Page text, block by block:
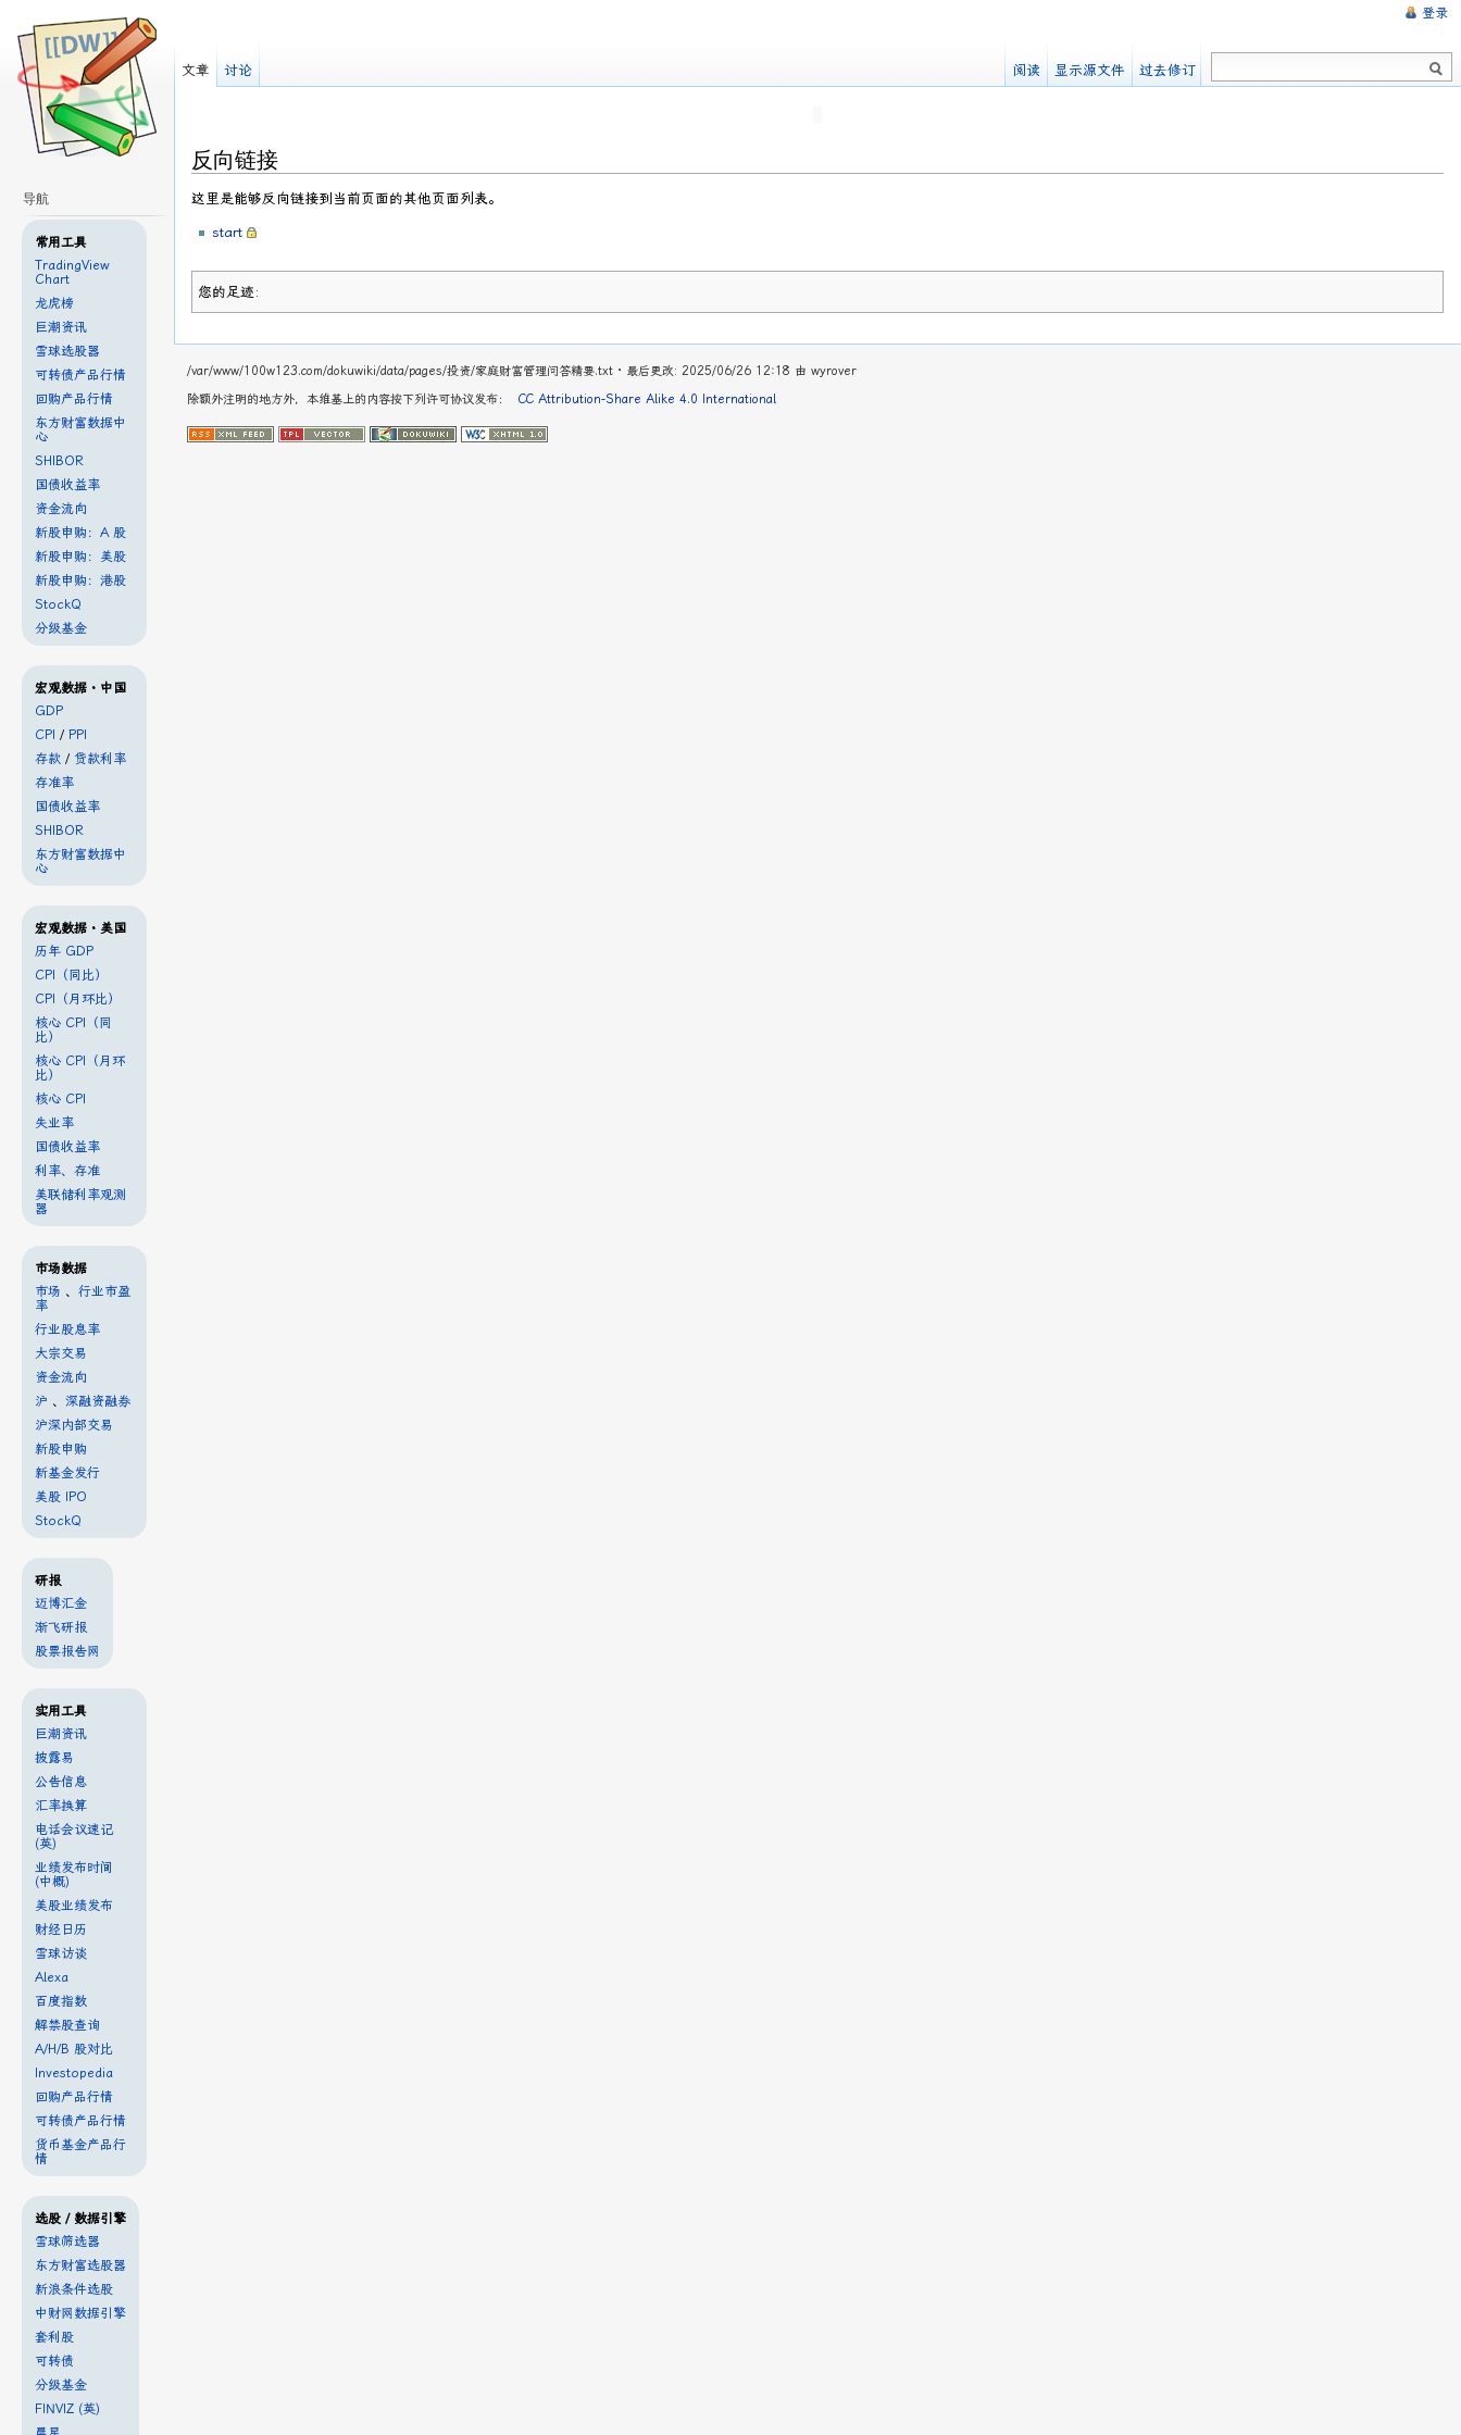
反向链接
这里是能够反向链接到当前页面的其他页面列表。
start
您的足迹:
登录
文章 讨论 阅读 显示源文件 过去修订
导航
常用工具
TradingView
Chart
龙虎榜
巨潮资讯
雪球选股器
可转债产品行情
回购产品行情
东方财富数据中
心
SHIBOR
国债收益率
资金流向
新股申购：A 股
新股申购：美股
新股申购：港股
StockQ
分级基金
宏观数据・中国
GDP
CPI / PPI
存款 / 贷款利率
存准率
国债收益率
SHIBOR
东方财富数据中
心
宏观数据・美国
历年 GDP
CPI（同比）
CPI（月环比）
核心 CPI（同
比）
核心 CPI（月环
比）
核心 CPI
失业率
国债收益率
利率、存准
美联储利率观测
器
市场数据
市场 、 行业市盈
率
行业股息率
大宗交易
资金流向
沪 、 深融资融券
沪深内部交易
新股申购
新基金发行
美股 IPO
StockQ
研报
迈博汇金
渐飞研报
股票报告网
实用工具
巨潮资讯
披露易
公告信息
汇率换算
电话会议速记
(英)
业绩发布时间
(中概)
美股业绩发布
财经日历
雪球访谈
Alexa
百度指数
解禁股查询
A/H/B 股对比
Investopedia
回购产品行情
可转债产品行情
货币基金产品行
情
选股 / 数据引擎
雪球筛选器
东方财富选股器
新浪条件选股
中财网数据引擎
套利股
可转债
分级基金
FINVIZ (英)
/var/www/100w123.com/dokuwiki/data/pages/投资/家庭财富管理问答精要.txt · 最后更改: 2025/06/26 12:18 由 wyrover
除额外注明的地方外，本维基上的内容按下列许可协议发布： CC Attribution-Share Alike 4.0 International